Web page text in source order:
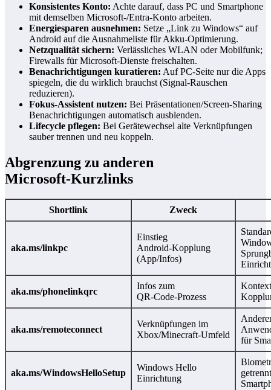
Konsistentes Konto: Achte darauf, dass PC und Smartphone
mit demselben Microsoft‑/Entra‑Konto arbeiten.
Energiesparen ausnehmen: Setze „Link zu Windows“ auf
Android auf die Ausnahmeliste für Akku‑Optimierung.
Netzqualität sichern: Verlässliches WLAN oder Mobilfunk;
Firewalls für Microsoft‑Dienste freischalten.
Benachrichtigungen kuratieren: Auf PC‑Seite nur die Apps
spiegeln, die du wirklich brauchst (Signal‑Rauschen
reduzieren).
Fokus‑Assistent nutzen: Bei Präsentationen/Screen‑Sharing
Benachrichtigungen automatisch ausblenden.
Lifecycle pflegen: Bei Gerätewechsel alte Verknüpfungen
sauber trennen und neu koppeln.
Abgrenzung zu anderen
Microsoft‑Kurzlinks
Shortlink Zweck
aka.ms/linkpc
Einstieg
Android‑Kopplung
(App/Infos)
aka.ms/phonelinkqrc
Infos zum
QR‑Code‑Prozess
aka.ms/remoteconnect
Verknüpfungen im
Xbox/Minecraft‑Umfeld
für
aka.ms/WindowsHelloSetup
Windows Hello
Einrichtung